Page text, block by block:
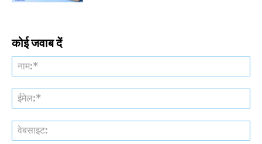
कोई जवाब दें